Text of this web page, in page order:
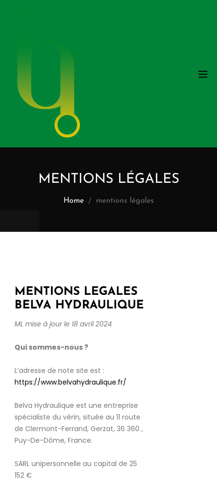
MENTIONS LÉGALES
Home mentions légales
MENTIONS LEGALES
BELVA HYDRAULIQUE
ML mise à jour le 18 avril 2024
Qui sommes-nous ?
L’adresse de note site est :
https://www.belvahydraulique.fr/
Belva Hydraulique est une entreprise
spécialiste du vérin, située au 11 route
de Clermont-Ferrand, Gerzat, 36 360 ,
Puy-De-Dôme, France.
SARL unipersonnelle au capital de 25
152 €